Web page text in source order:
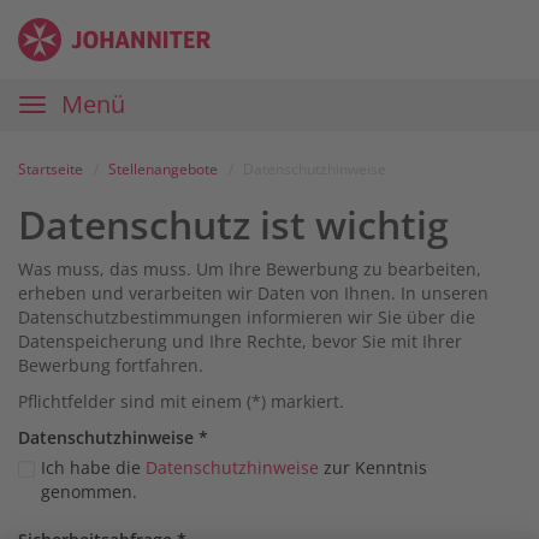
Zum
Inhalt
Anmelden
Zur
Navigation
Zur
Startseite
Karriereportal
Johanniter
Hauptnavigation
Menü
Startseite Stellenangebote
Datenschutz ist wichtig
Was muss, das muss. Um Ihre Bewerbung zu bearbeiten,
erheben und verarbeiten wir Daten von Ihnen. In unseren
Datenschutzbestimmungen informieren wir Sie über die
Datenspeicherung und Ihre Rechte, bevor Sie mit Ihrer
Bewerbung fortfahren.
Pflichtfelder sind mit einem (*) markiert.
Datenschutz­hinweise *
Ich habe die Datenschutzhinweise zur Kenntnis
genommen.